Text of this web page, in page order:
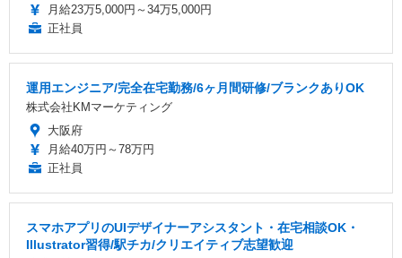
月給23万5,000円～34万5,000円
正社員
運用エンジニア/完全在宅勤務/6ヶ月間研修/ブランクありOK
株式会社KMマーケティング
大阪府
月給40万円～78万円
正社員
スマホアプリのUIデザイナーアシスタント・在宅相談OK・
Illustrator習得/駅チカ/クリエイティブ志望歓迎